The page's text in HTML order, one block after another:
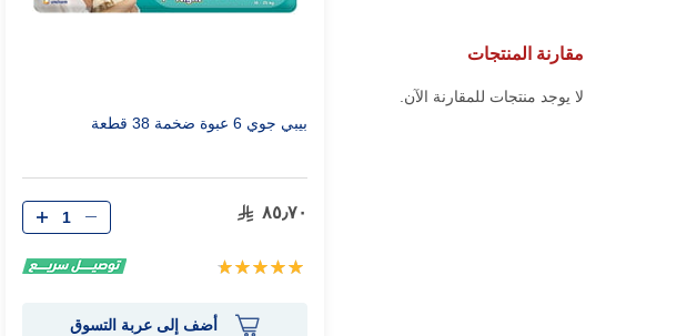
بيبي جوي 6 عبوة ضخمة 38 قطعة
٨٥٫٧٠
تقييم:
الكمية
أضف إلى عربة التسوق
مقارنة المنتجات
لا يوجد منتجات للمقارنة الآن.